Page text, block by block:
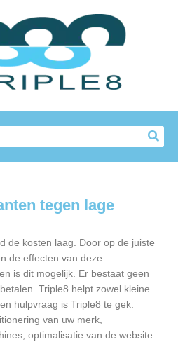
tegen lage
de kosten laag. Door op de juiste
de effecten van deze
is dit mogelijk. Er bestaat geen
Triple8 helpt zowel kleine
hulpvraag is Triple8 te gek.
van uw merk,
optimalisatie van de website